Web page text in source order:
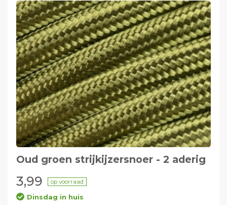
Oud groen strijkijzersnoer - 2 aderig
3,99 op voorraad
Dinsdag in huis